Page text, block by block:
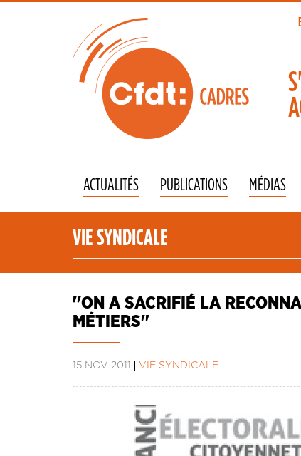
ACTUALITÉS PUBLICATIONS MÉDIAS
VIE SYNDICALE
''ON A SACRIFIÉ LA
MÉTIERS''
15 NOV 2011 VIE SYNDICALE